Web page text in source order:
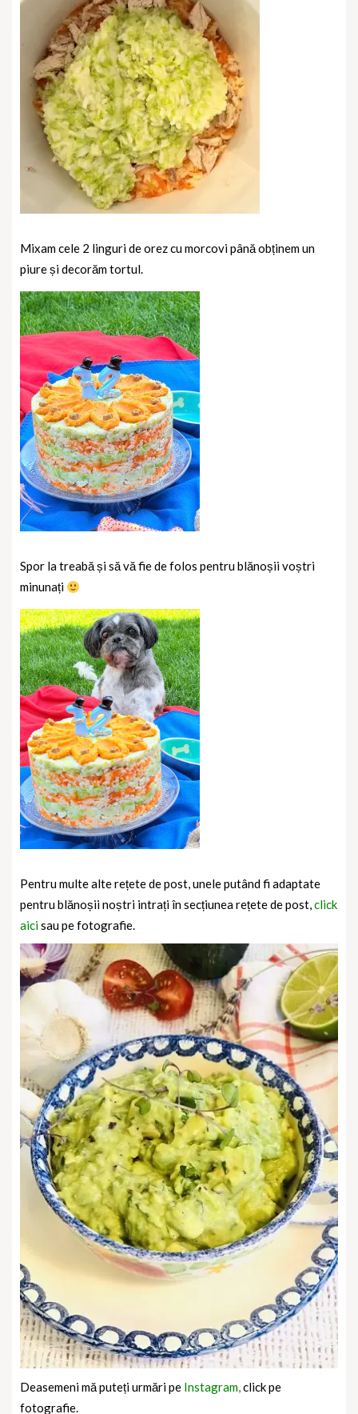
Mixam cele 2 linguri de orez cu morcovi până obținem un
piure și decorăm tortul.
Spor la treabă și să vă fie de folos pentru blănoșii voștri
minunați
Pentru multe alte rețete de post, unele putând fi adaptate
pentru blănoșii noștri intrați în secțiunea rețete de post,click
aicisau pe fotografie.
Deasemeni mă puteți urmări pe Instagram,click pe
fotografie.